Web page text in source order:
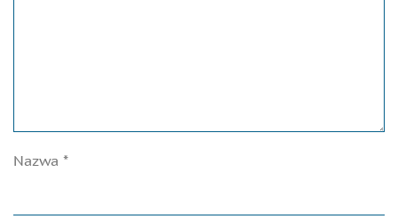
Nazwa *